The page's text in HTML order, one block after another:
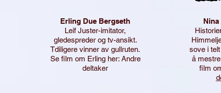
Erling Due Bergseth
Leif Juster-imitator,
gledespreder og tv-ansikt.
Tdiligere vinner av gullruten.
Se film om Erling her: Andre
deltaker
Nina
sove i
å
film